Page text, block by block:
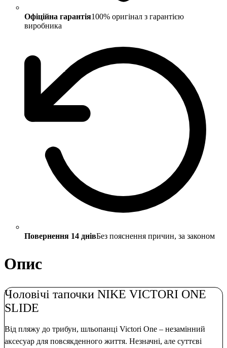
Офіційна гарантія100% оригінал з гарантією
виробника
Повернення 14 днівБез пояснення причин, за законом
Опис
Чоловічі тапочки NIKE VICTORI ONE
SLIDE
Від пляжу до трибун, шльопанці Victori One – незамінний
аксесуар для повсякденного життя. Незначні, але суттєві